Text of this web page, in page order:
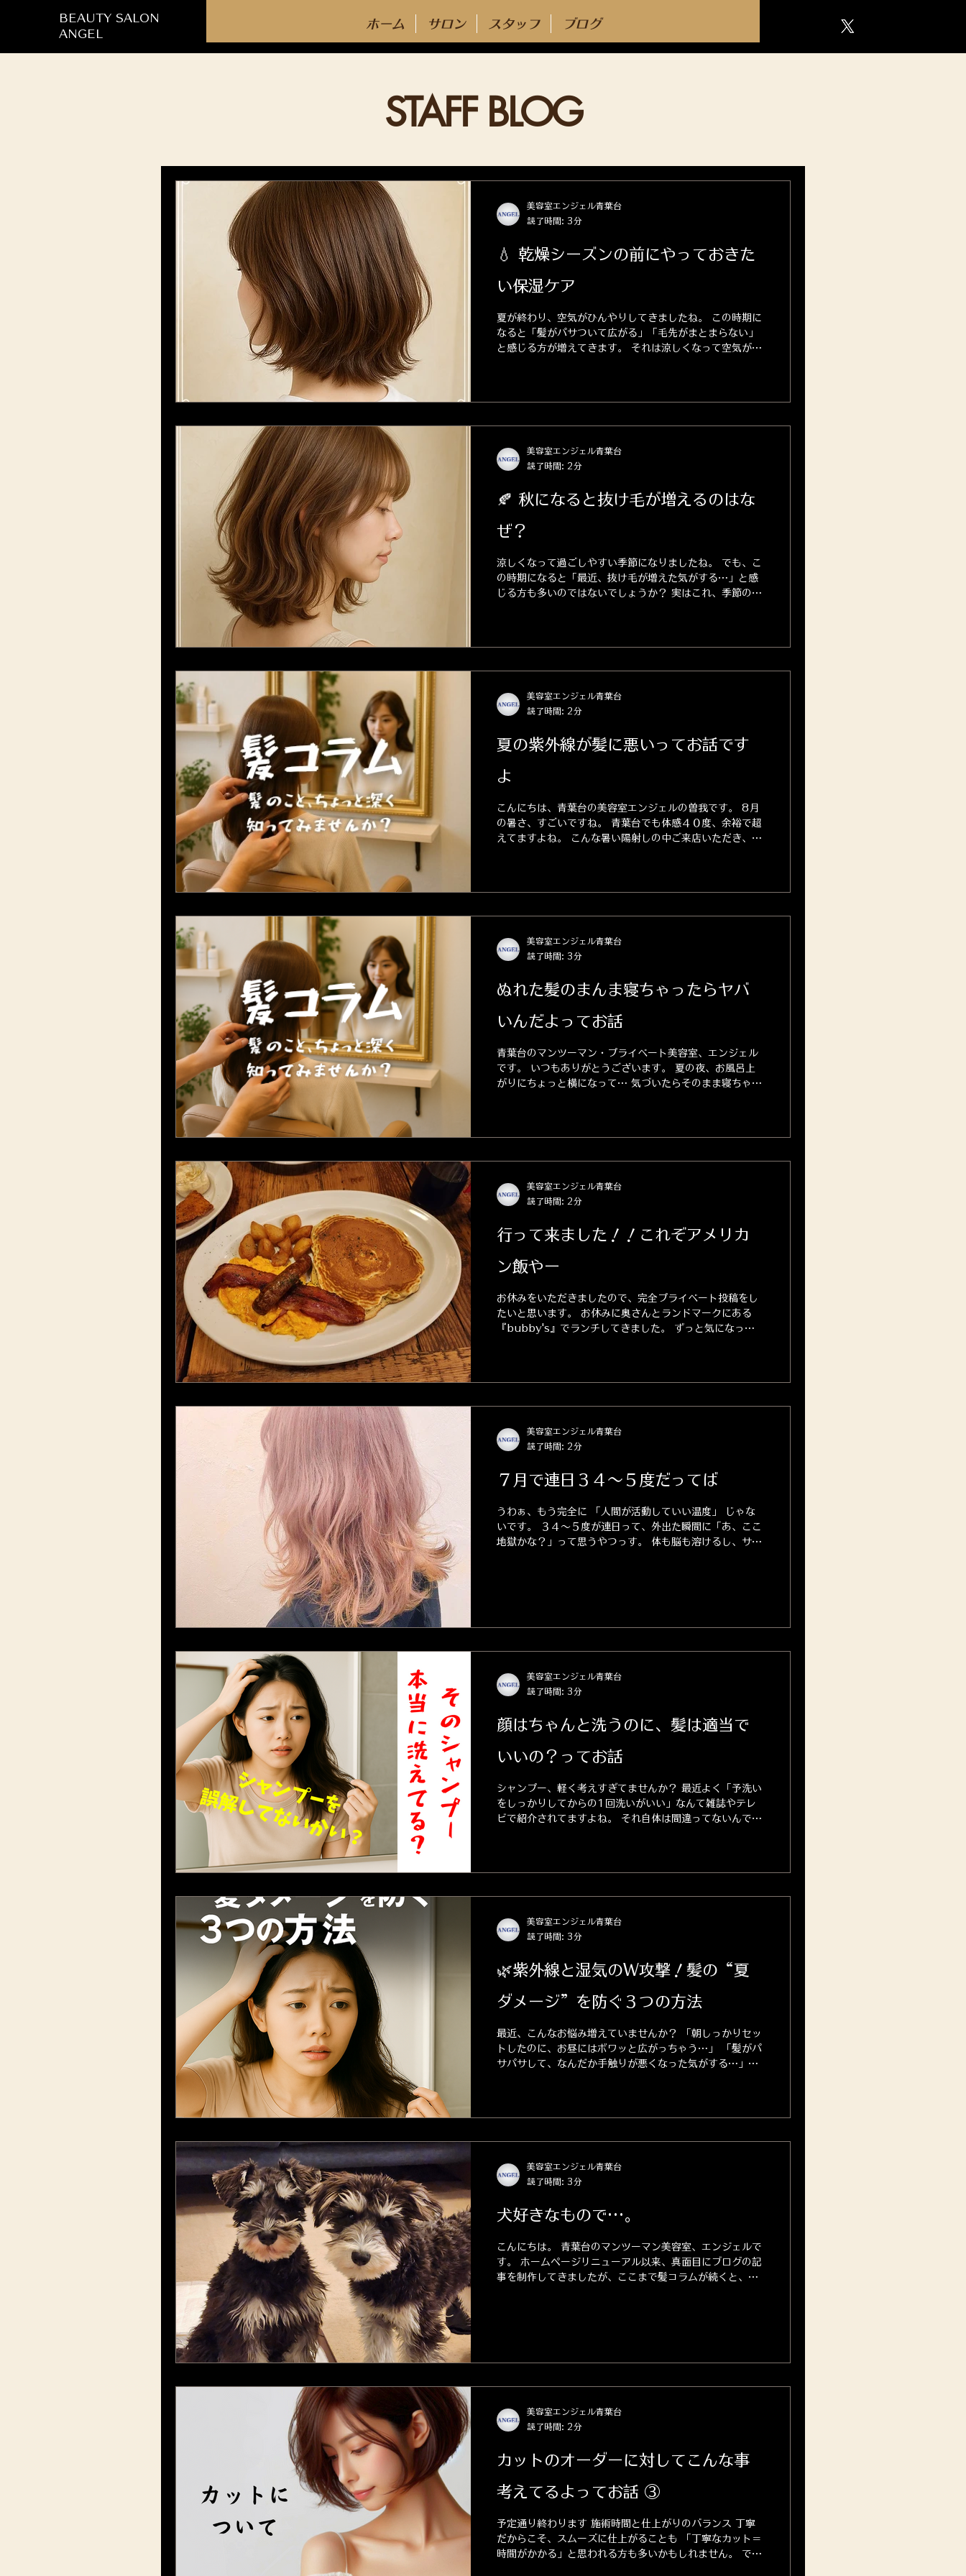
BEAUTY SALON
ANGEL
ホーム サロン スタッフ ブログ
STAFF BLOG
💧 乾燥シーズンの前にやっておきた
い保湿ケア
夏が終わり、空気がひんやりしてきましたね。 この時期に
なると「髪がパサついて広がる」「毛先がまとまらない」
と感じる方が増えてきます。 それは涼しくなって空気が乾
美容室エンジェル青葉台
読了時間: 3分
🍂 秋になると抜け毛が増えるのはな
ぜ？
涼しくなって過ごしやすい季節になりましたね。 でも、こ
の時期になると「最近、抜け毛が増えた気がする…」と感
じる方も多いのではないでしょうか？ 実はこれ、季節の変
美容室エンジェル青葉台
読了時間: 2分
夏の紫外線が髪に悪いってお話です
よ
こんにちは、青葉台の美容室エンジェルの曽我です。 8月
の暑さ、すごいですね。 青葉台でも体感４０度、余裕で超
えてますよね。 こんな暑い陽射しの中ご来店いただき、本
美容室エンジェル青葉台
読了時間: 2分
ぬれた髪のまんま寝ちゃったらヤバ
いんだよってお話
青葉台のマンツーマン・プライベート美容室、エンジェル
です。 いつもありがとうございます。 夏の夜、お風呂上
がりにちょっと横になって… 気づいたらそのまま寝ちゃっ
美容室エンジェル青葉台
読了時間: 3分
行って来ました！！これぞアメリカ
ン飯やー
お休みをいただきましたので、完全プライベート投稿をし
たいと思います。 お休みに奥さんとランドマークにある
『bubby's』でランチしてきました。 ずっと気になって
美容室エンジェル青葉台
読了時間: 2分
７月で連日３４～５度だってば
うわぁ、もう完全に 「人間が活動していい温度」 じゃな
いです。 ３４～５度が連日って、外出た瞬間に「あ、ここ
地獄かな？」って思うやつっす。 体も脳も溶けるし、サロ
美容室エンジェル青葉台
読了時間: 2分
顔はちゃんと洗うのに、髪は適当で
いいの？ってお話
シャンプー、軽く考えすぎてませんか？ 最近よく「予洗い
をしっかりしてからの1回洗いがいい」なんて雑誌やテレ
ビで紹介されてますよね。 それ自体は間違ってないんで
美容室エンジェル青葉台
読了時間: 3分
🌿紫外線と湿気のW攻撃！髪の“夏
ダメージ”を防ぐ３つの方法
最近、こんなお悩み増えていませんか？ 「朝しっかりセッ
トしたのに、お昼にはボワッと広がっちゃう…」 「髪がパ
サパサして、なんだか手触りが悪くなった気がする…」
美容室エンジェル青葉台
読了時間: 3分
犬好きなもので…。
こんにちは。 青葉台のマンツーマン美容室、エンジェルで
す。 ホームページリニューアル以来、真面目にブログの記
事を制作してきましたが、ここまで髪コラムが続くと、ち
美容室エンジェル青葉台
読了時間: 3分
カットのオーダーに対してこんな事
考えてるよってお話 ③
予定通り終わります 施術時間と仕上がりのバランス 丁寧
だからこそ、スムーズに仕上がることも 「丁寧なカット＝
時間がかかる」と思われる方も多いかもしれません。 でも
美容室エンジェル青葉台
読了時間: 2分